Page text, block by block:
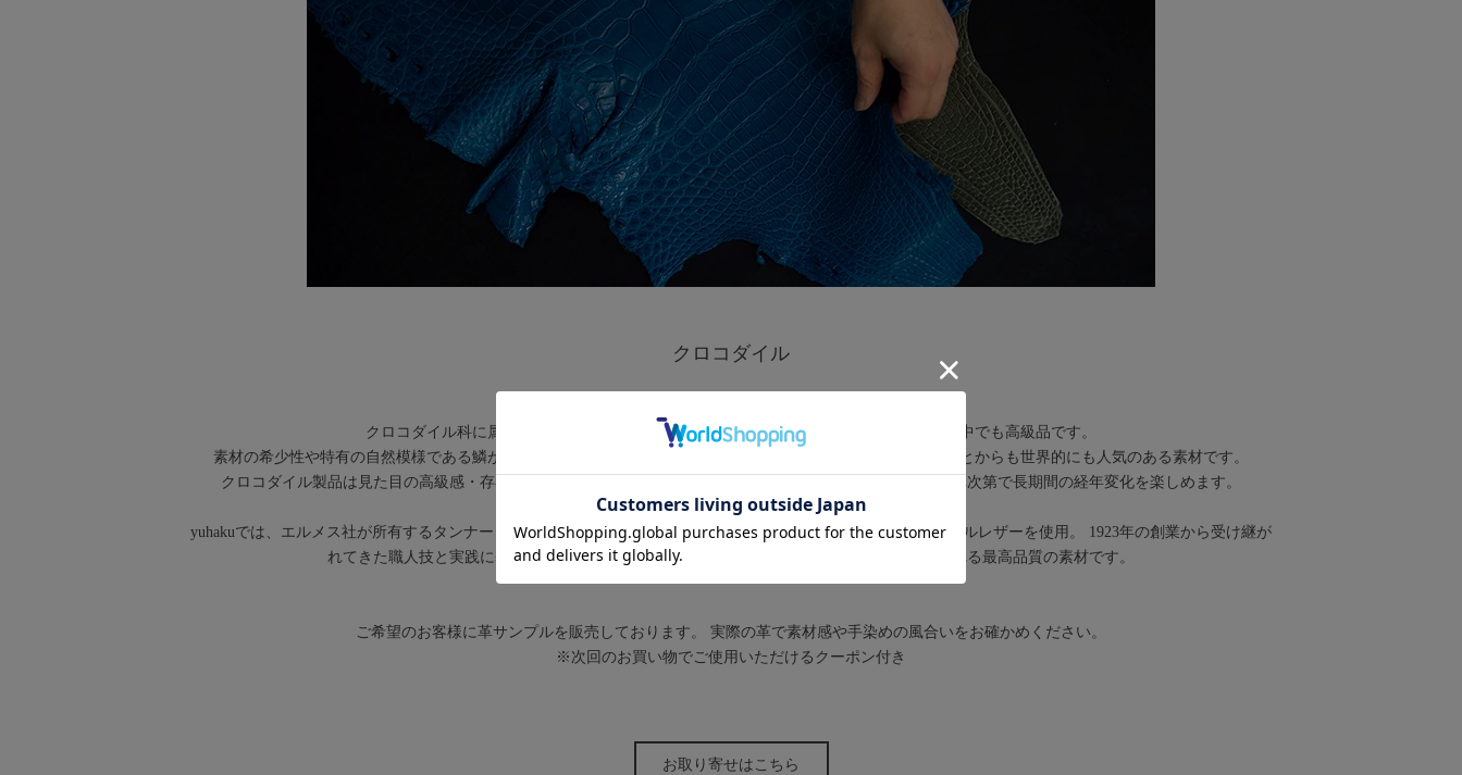
クロコダイル
クロコダイル科に属するワニ革だけがクロコダイル革と呼ばれ、エキゾチックレザーの中でも高級品です。
素材の希少性や特有の自然模様である鱗が小さく規則正しいため革製品にすると非常にきれいな模様になることからも世界的にも人気のある素材です。
クロコダイル製品は見た目の高級感・存在感だけでなく、牛革よりも強度があると言われているのでお手入れ次第で長期間の経年変化を楽しめます。
yuhakuでは、エルメス社が所有するタンナー H.C.P(エルメス・キュイール・プレシュー )社の手掛けるクロコダイルレザーを使用。 1923年の創業から受け継が
れてきた職人技と実践に基づく深い知識、そして皮革に向き合う真摯な想いにより生み出される最高品質の素材です。
ご希望のお客様に革サンプルを販売しております。 実際の革で素材感や手染めの風合いをお確かめください。
※次回のお買い物でご使用いただけるクーポン付き
お取り寄せはこちら